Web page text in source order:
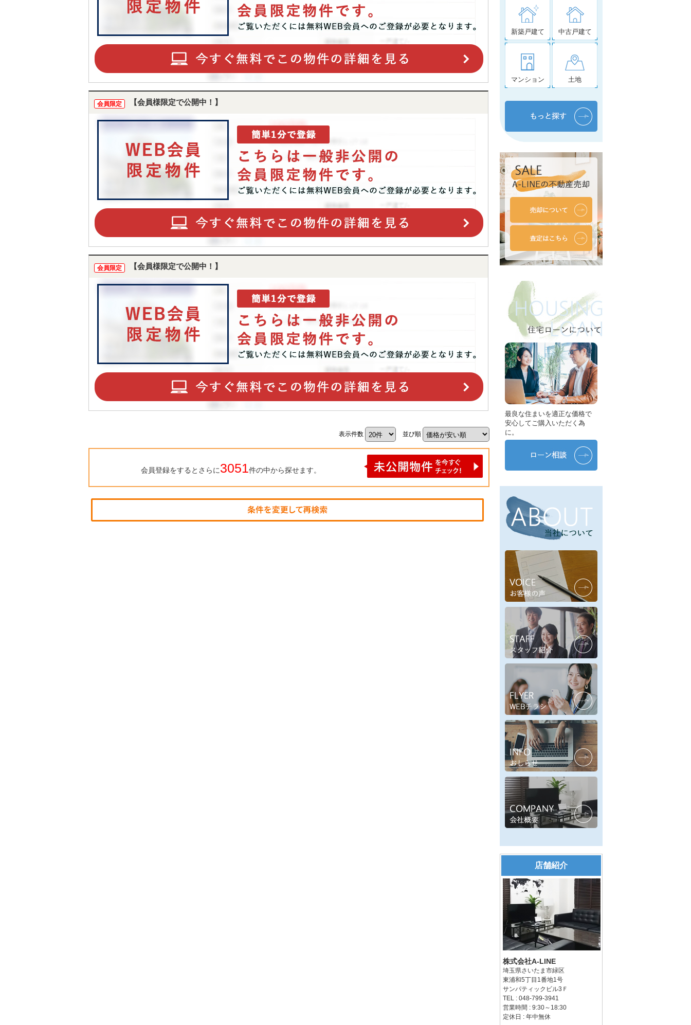
会員限定 【会員様限定で公開中！】
会員限定 【会員様限定で公開中！】
表示件数 並び順
会員登録をするとさらに3051件の中から探せます。
新築戸建て 中古戸建て
マンション 土地
最良な住まいを適正な価格で
安心してご購入いただく為
に。
店舗紹介
株式会社A-LINE
埼玉県さいたま市緑区
東浦和5丁目1番地1号
サンパティックビル3Ｆ
TEL : 048-799-3941
営業時間 : 9:30～18:30
定休日 : 年中無休